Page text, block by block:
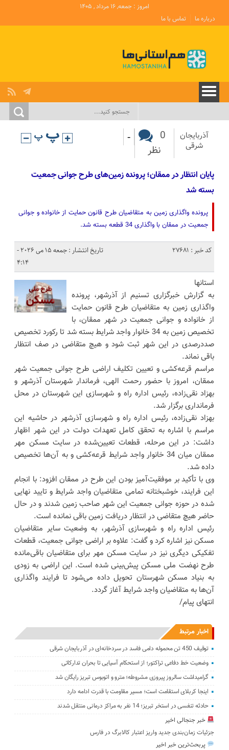
امروز : جمعه, ۱۶ مرداد , ۱۴۰۵
درباره ما
تماس با ما
آذربایجان‌
شرقی
0
نظر
-
پایان انتظار در ممقان؛ پرونده زمین‌های طرح جوانی جمعیت
بسته شد
پرونده واگذاری زمین به متقاضیان طرح قانون حمایت از خانواده و جوانی
جمعیت در ممقان با واگذاری 34 قطعه بسته شد.
کد خبر : 27681
تاریخ انتشار : جمعه 15 می 2026 -
4:14
استانها
به گزارش خبرگزاری تسنیم از آذرشهر، پرونده
واگذاری زمین به متقاضیان طرح قانون حمایت
از خانواده و جوانی جمعیت در شهر ممقان، با
تخصیص زمین به 34 خانوار واجد شرایط بسته شد تا رکورد تخصیص
صددرصدی در این شهر ثبت شود و هیچ متقاضی در صف انتظار
باقی نماند.
مراسم قرعه‌کشی و تعیین تکلیف اراضی طرح جوانی جمعیت شهر
ممقان، امروز با حضور رحمت الهی، فرماندار شهرستان آذرشهر و
بهزاد نقی‌زاده، رئیس اداره راه و شهرسازی این شهرستان در محل
فرمانداری برگزار شد.
بهزاد نقی‌زاده، رئیس اداره راه و شهرسازی آذرشهر در حاشیه این
مراسم با اشاره به تحقق کامل تعهدات دولت در این شهر اظهار
داشت: در این مرحله، قطعات تعیین‌شده در سایت مسکن مهر
ممقان میان 34 خانوار واجد شرایط قرعه‌کشی و به آن‌ها تخصیص
داده شد.
وی با تأکید بر موفقیت‌آمیز بودن این طرح در ممقان افزود: با انجام
این فرایند، خوشبختانه تمامی متقاضیان واجد شرایط و تایید نهایی
شده در حوزه جوانی جمعیت این شهر صاحب زمین شدند و در حال
حاضر هیچ متقاضی در انتظار دریافت زمین باقی نمانده است.
رئیس اداره راه و شهرسازی آذرشهر، به وضعیت سایر متقاضیان
مسکن نیز اشاره کرد و گفت: علاوه بر اراضی جوانی جمعیت، قطعات
تفکیکی دیگری نیز در سایت مسکن مهر برای متقاضیان باقی‌مانده
طرح نهضت ملی مسکن پیش‌بینی شده است. این اراضی به زودی
به بنیاد مسکن شهرستان تحویل داده می‌شود تا فرایند واگذاری
آن‌ها به متقاضیان واجد شرایط آغاز گردد.
انتهای پیام/
اخبار مرتبط
توقیف 450 تن محموله دامی فاسد در سردخانه‌ای در آذربایجان شرقی
وضعیت خط دفاعی تراکتور؛ از استحکام آسیایی تا بحران تدارکاتی
گرامیداشت سالروز پیروزی مشروطه؛ مترو و اتوبوس تبریز رایگان شد
اینجا کربلای استقامت است؛ مسیر مقاومت با قدرت ادامه دارد
حادثه تنفسی در استخر تبریز؛ 14 نفر به مراکز درمانی منتقل شدند
خبر جنجالی اخیر
جزئیات زمان‌بندی جدید واریز اعتبار کالابرگ در فارس
پربحث‌ترین خبر اخیر